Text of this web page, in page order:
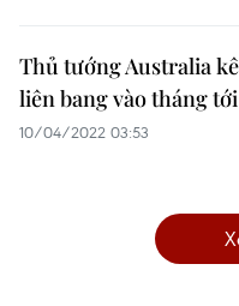
Thủ tướng Australia
liên bang vào tháng tới
10/04/2022 03:53